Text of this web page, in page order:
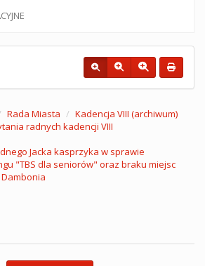
Rada Miasta
Kadencja VIII (archiwum)
radnych kadencji VIII
Jacka kasprzyka w sprawie
"TBS dla seniorów" oraz braku miejsc